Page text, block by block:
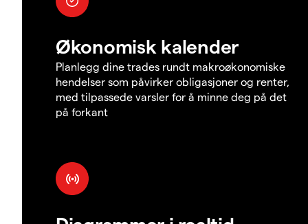
Økonomisk kalender
Planlegg dine trades rundt makroøkonomiske
hendelser som påvirker obligasjoner og renter,
med tilpassede varsler for å minne deg på det
på forkant